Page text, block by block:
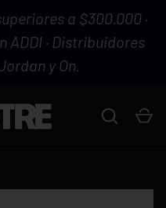
a $300.000 ·
ADDI · Distribuidores
y On.
Buscar